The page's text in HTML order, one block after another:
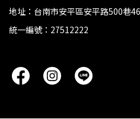
地址：台南市安平區安平路500巷
統一編號：27512222